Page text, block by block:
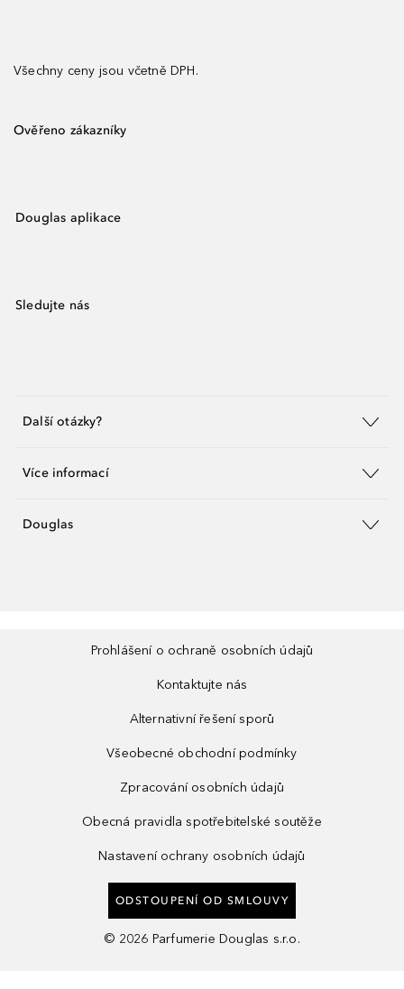
Všechny ceny jsou včetně DPH.
Ověřeno zákazníky
Douglas aplikace
Sledujte nás
Další otázky?
Více informací
Douglas
Prohlášení o ochraně osobních údajů
Kontaktujte nás
Alternativní řešení sporů
Všeobecné obchodní podmínky
Zpracování osobních údajů
Obecná pravidla spotřebitelské soutěže
Nastavení ochrany osobních údajů
ODSTOUPENÍ OD SMLOUVY
© 2026 Parfumerie Douglas s.r.o.